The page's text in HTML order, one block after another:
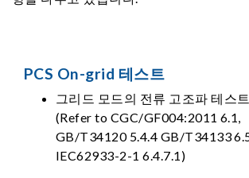
PCS On-grid 테스트
그리드 모드의 전류 고조파 테스트
(Refer to CGC/GF004:2011 6.1,
GB/T34120 5.4.4 GB/T34133
IEC62933-2-1 6.4.7.1)